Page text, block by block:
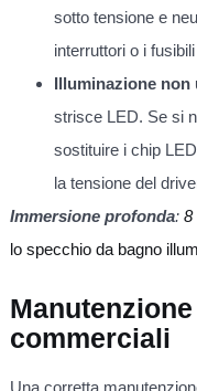
sotto tensione e
interruttori o i
Illuminazione non
strisce LED. Se si
sostituire i chip
la tensione del
Immersione profonda: 8
lo specchio da bagno
commerciali